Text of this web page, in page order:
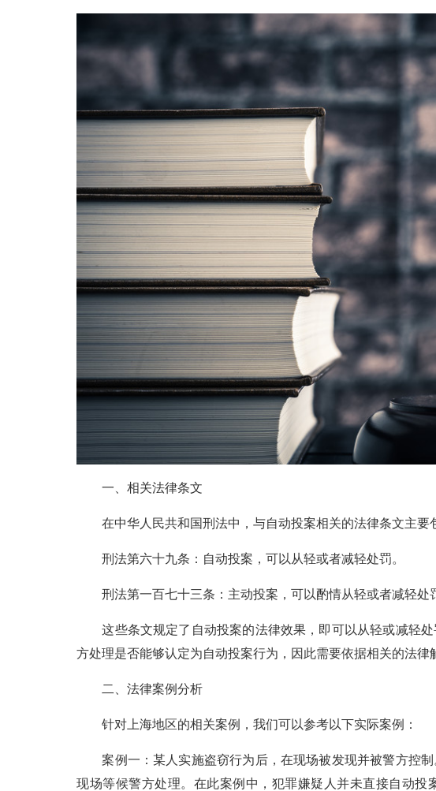
一、相关法律条文
在中华人民共和国刑法中，与自动投案相关的法律条文主要
刑法第六十九条：自动投案，可以从轻或者减轻处罚。
刑法第一百七十三条：主动投案，可以酌情从轻或者减轻处
这些条文规定了自动投案的法律效果，即可以从轻或减轻处
方处理是否能够认定为自动投案行为，因此需要依据相关的法律
二、法律案例分析
针对上海地区的相关案例，我们可以参考以下实际案例：
案例一：某人实施盗窃行为后，在现场被发现并被警方控制
现场等候警方处理。在此案例中，犯罪嫌疑人并未直接自动